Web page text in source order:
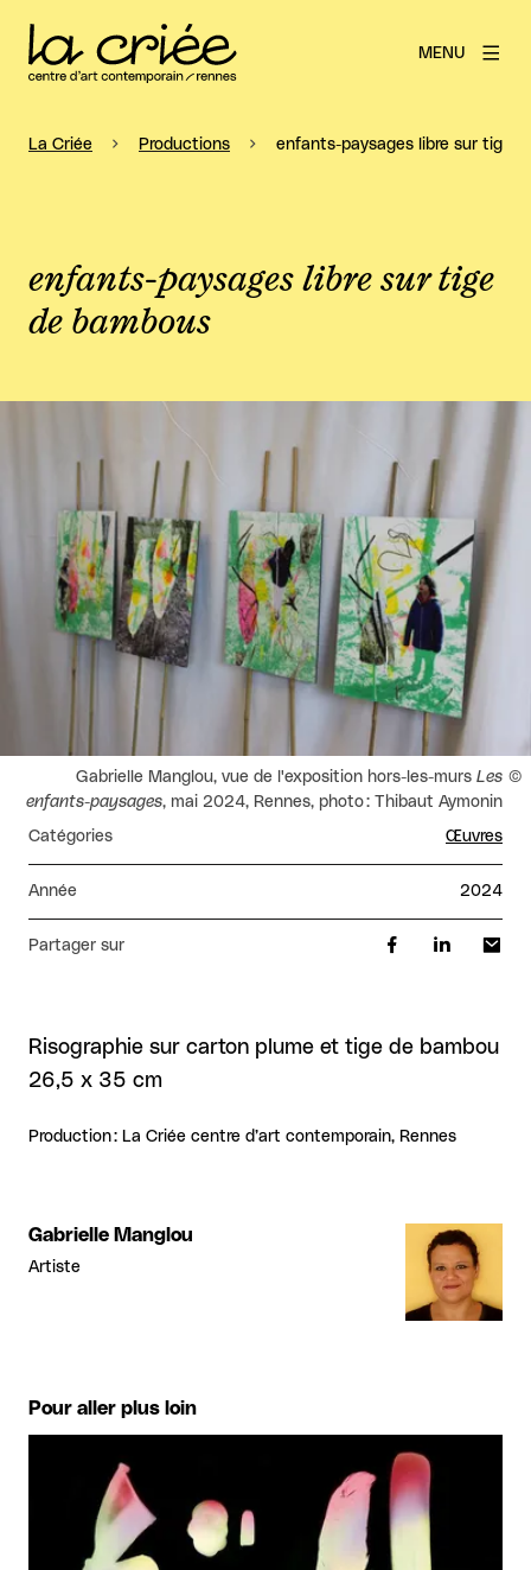
MENU
La Criée Productions enfants-paysages libre sur tige
enfants-paysages libre sur tige
de bambous
Droits réservés :
Gabrielle Manglou, vue de l'exposition hors-les-murs Les
enfants-paysages, mai 2024, Rennes, photo : Thibaut Aymonin
Catégories Œuvres
Année 2024
Partager sur
Risographie sur carton plume et tige de bambou
26,5 x 35 cm
Production : La Criée centre d’art contemporain, Rennes
Gabrielle Manglou
Artiste
Pour aller plus loin